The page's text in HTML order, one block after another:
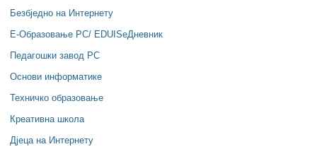
Безбједно на Интернету
Е-Образовање РС/ EDUISeДневник
Педагошки завод РС
Основи информатике
Техничко образовање
Креативна школа
Дјеца на Интернету